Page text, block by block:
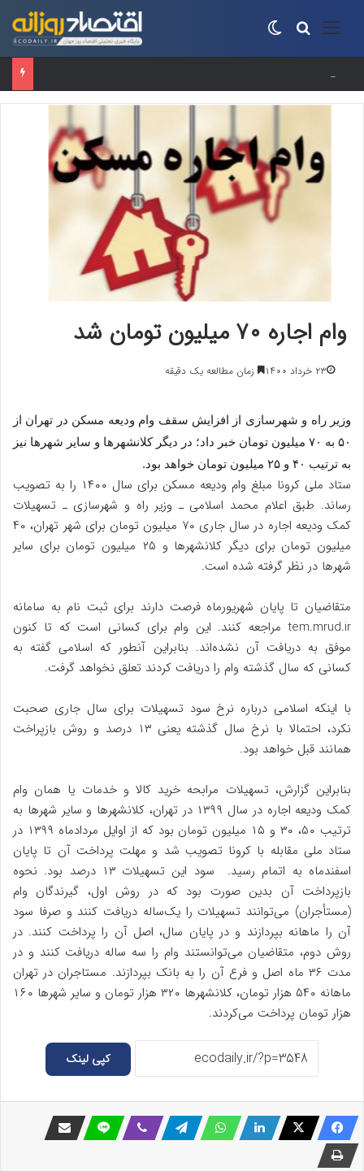
منو جستجو برای
وام اجاره ۷۰ میلیون تومان شد
۲۳ خرداد ۱۴۰۰ زمان مطالعه یک دقیقه
وزیر راه و شهرسازی از افزایش سقف وام ودیعه مسکن در تهران از
۵۰ به ۷۰ میلیون تومان خبر داد؛ در دیگر کلانشهرها و سایر شهرها نیز
به ترتیب ۴۰ و ۲۵ میلیون تومان خواهد بود.
ستاد ملی کرونا مبلغ وام ودیعه مسکن برای سال ۱۴۰۰ را به تصویب
رساند. طبق اعلام محمد اسلامی ـ وزیر راه و شهرسازی ـ تسهیلات
کمک ودیعه اجاره در سال جاری ۷۰ میلیون تومان برای شهر تهران، ۴۰
میلیون تومان برای دیگر کلانشهرها و ۲۵ میلیون تومان برای سایر
شهرها در نظر گرفته شده است.
متقاضیان تا پایان شهریورماه فرصت دارند برای ثبت نام به سامانه
tem.mrud.ir مراجعه کنند. این وام برای کسانی است که تا کنون
موفق به دریافت آن نشده‌اند. بنابراین آنطور که اسلامی گفته به
کسانی که سال گذشته وام را دریافت کردند تعلق نخواهد گرفت.
با اینکه اسلامی درباره نرخ سود تسهیلات برای سال جاری صحبت
نکرد، احتمالا با نرخ سال گذشته یعنی ۱۳ درصد و روش بازپراخت
همانند قبل خواهد بود.
بنابراین گزارش، تسهیلات مرابحه خرید کالا و خدمات یا همان وام
کمک ودیعه اجاره در سال ۱۳۹۹ در تهران، کلانشهرها و سایر شهرها به
ترتیب ۵۰، ۳۰ و ۱۵ میلیون تومان بود که از اوایل مردادماه ۱۳۹۹ در
ستاد ملی مقابله با کرونا تصویب شد و مهلت پرداخت آن تا پایان
اسفندماه به اتمام رسید. سود این تسهیلات ۱۳ درصد بود. نحوه
بازپرداخت آن بدین صورت بود که در روش اول، گیرندگان وام
(مستأجران) می‌توانند تسهیلات را یک‌ساله دریافت کنند و صرفا سود
آن را ماهانه بپردازند و در پایان سال، اصل آن را پرداخت کنند. در
روش دوم، متقاضیان می‌توانستند وام را سه ساله دریافت کنند و در
مدت ۳۶ ماه اصل و فرع آن را به بانک بپردازند. مستاجران در تهران
ماهانه ۵۴۰ هزار تومان، کلانشهرها ۳۲۰ هزار تومان و سایر شهرها ۱۶۰
هزار تومان پرداخت می‌کردند.
کپی لینک